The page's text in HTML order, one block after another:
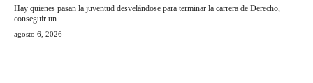
Hay quienes pasan la juventud desvelándose para terminar la carrera de Derecho,
conseguir un...
agosto 6, 2026